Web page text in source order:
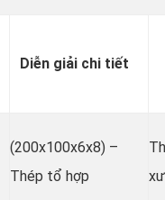
Diễn giải chi tiết
(200x100x6x8) –
Thép tổ hợp